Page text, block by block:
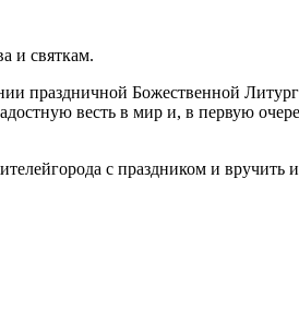
и святкам.
праздничной Божественной
весть в мир и, в первую
с праздником и вручить